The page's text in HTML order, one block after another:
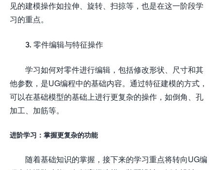
见的建模操作如拉伸、旋转、扫掠等，也是在这一阶段学
习的重点。
3. 零件编辑与特征操作
学习如何对零件进行编辑，包括修改形状、尺寸和其
他参数，是UG编程中的基础内容。通过特征建模的方式，
可以在基础模型的基础上进行更复杂的操作，如倒角、孔
加工、加筋等。
进阶学习：掌握更复杂的功能
随着基础知识的掌握，接下来的学习重点将转向UG编